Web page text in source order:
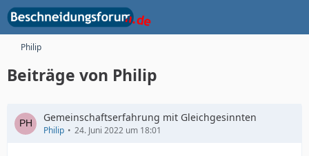
Philip
Beiträge von Philip
Gemeinschaftserfahrung mit Gleichgesinnten
Philip 24. Juni 2022 um 18:01